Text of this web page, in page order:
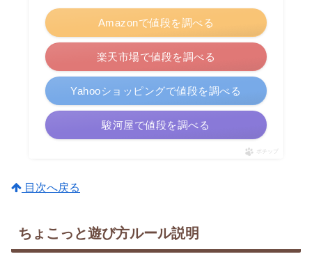
Amazonで値段を調べる
楽天市場で値段を調べる
Yahooショッピングで値段を調べる
駿河屋で値段を調べる
ポチップ
目次へ戻る
ちょこっと遊び方ルール説明